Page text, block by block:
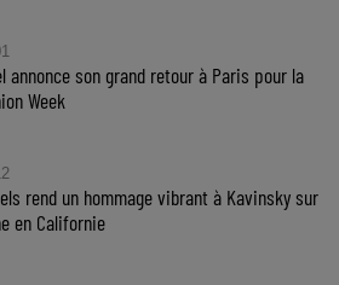
annonce son grand retour à Paris pour la
Week
rend un hommage vibrant à Kavinsky sur
en Californie